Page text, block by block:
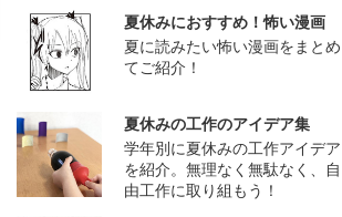
夏休みにおすすめ！怖い漫画
夏に読みたい怖い漫画をまとめ
てご紹介！
夏休みの工作のアイデア集
学年別に夏休みの工作アイデア
を紹介。無理なく無駄なく、自
由工作に取り組もう！